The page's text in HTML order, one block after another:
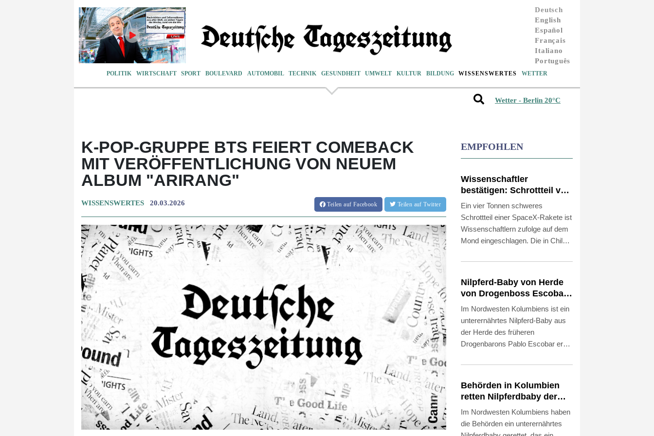
Deutsch
English
Español
Français
Italiano
Português
POLITIK WIRTSCHAFT SPORT BOULEVARD AUTOMOBIL TECHNIK GESUNDHEIT UMWELT KULTUR BILDUNG WISSENSWERTES WETTER
Wetter - Berlin 20°C
K-POP-GRUPPE BTS FEIERT COMEBACK
MIT VERÖFFENTLICHUNG VON NEUEM
ALBUM "ARIRANG"
WISSENSWERTES 20.03.2026 Teilenauf Facebook Teilen auf Twitter
EMPFOHLEN
Wissenschaftler
bestätigen: Schrottteil von
SpaceX-Rakete auf Mond
eingeschlagen
Ein vier Tonnen schweres
Schrottteil einer SpaceX-Rakete ist
Wissenschaftlern zufolge auf dem
Mond eingeschlagen. Die in Chile
Südsternwarte (ESO) teilte am
ihres hochentwickelten Very Large
Telescope (VLT) entsprechende
"Spektrallinien" entdeckt habe. Der
Aufprall habe sich genau so
ereignet wie erwartet.
Nilpferd-Baby von Herde
von Drogenboss Escobar
erst gerettet und dann
doch gestorben
Im Nordwesten Kolumbiens ist ein
unterernährtes Nilpferd-Baby aus
der Herde des früheren
Drogenbarons Pablo Escobar erst
gestorben. Das Tier war getrennt
Gebüsch an einem Fluss in der
Gemeinde Puerto Nare in Antioquia
entdeckt und in Obhut genommen
worden. Es sprach nach Angaben
Behörden in Kolumbien
retten Nilpferdbaby der
von Drogenboss Escobar
eingeführten Herde
Im Nordwesten Kolumbiens haben
die Behörden ein unterernährtes